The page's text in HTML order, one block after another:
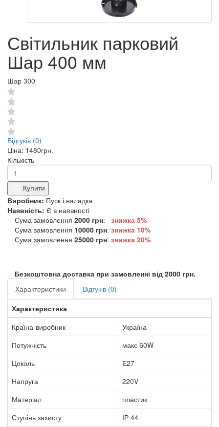
Світильник парковий
Шар 400 мм
Шар 300
Відгуків (0)
Ціна: 1480грн.
Кількість
Купити
Виробник: Пуск і наладка
Наявність: Є в наявності
Сума замовлення 2000 грн:
знижка 5%
Сума замовлення 10000 грн: знижка 10%
Сума замовлення 25000 грн: знижка 20%
Безкоштовна доставка при замовленні від 2000 грн.
Характеристики
Відгуків (0)
Характеристика
Країна-виробник
Україна
Потужність
макс 60W
Цоколь
Е27
Напруга
220V
Матеріал
пластик
Ступінь захисту
ІР 44